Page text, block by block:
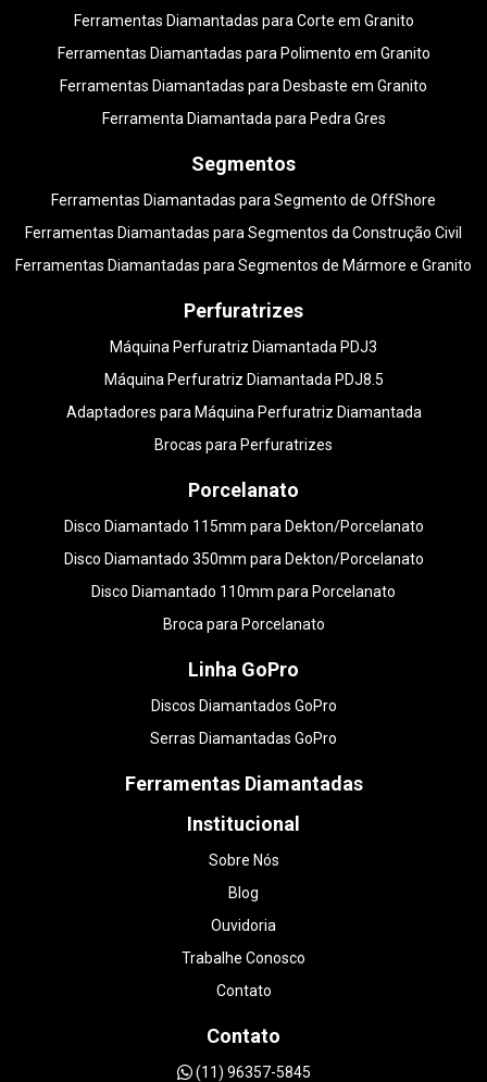
Ferramentas Diamantadas para Corte em Granito
Ferramentas Diamantadas para Polimento em Granito
Ferramentas Diamantadas para Desbaste em Granito
Ferramenta Diamantada para Pedra Gres
Segmentos
Ferramentas Diamantadas para Segmento de OffShore
Ferramentas Diamantadas para Segmentos da Construção Civil
Ferramentas Diamantadas para Segmentos de Mármore e Granito
Perfuratrizes
Máquina Perfuratriz Diamantada PDJ3
Máquina Perfuratriz Diamantada PDJ8.5
Adaptadores para Máquina Perfuratriz Diamantada
Brocas para Perfuratrizes
Porcelanato
Disco Diamantado 115mm para Dekton/Porcelanato
Disco Diamantado 350mm para Dekton/Porcelanato
Disco Diamantado 110mm para Porcelanato
Broca para Porcelanato
Linha GoPro
Discos Diamantados GoPro
Serras Diamantadas GoPro
Ferramentas Diamantadas
Institucional
Sobre Nós
Blog
Ouvidoria
Trabalhe Conosco
Contato
Contato
(11) 96357-5845